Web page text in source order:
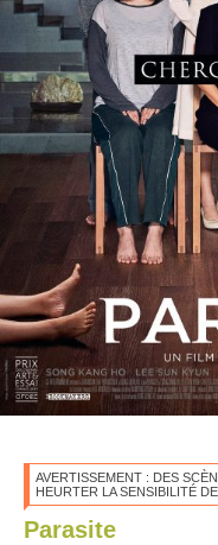
AVERTISSEMENT : DES
HEURTER LA SENSIBILITÉ
Parasite